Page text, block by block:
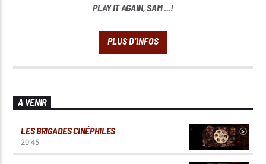
PLAY IT AGAIN, SAM ...!
A VENIR
LES BRIGADES CINÉPHILES
20:45